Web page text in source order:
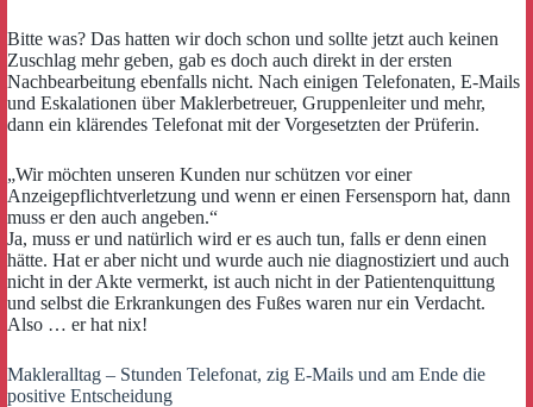
Bitte was? Das hatten wir doch schon und sollte jetzt auch keinen
Zuschlag mehr geben, gab es doch auch direkt in der ersten
Nachbearbeitung ebenfalls nicht. Nach einigen Telefonaten, E-Mails
und Eskalationen über Maklerbetreuer, Gruppenleiter und mehr,
dann ein klärendes Telefonat mit der Vorgesetzten der Prüferin.
„Wir möchten unseren Kunden nur schützen vor einer
Anzeigepflichtverletzung und wenn er einen Fersensporn hat, dann
muss er den auch angeben.“
Ja, muss er und natürlich wird er es auch tun, falls er denn einen
hätte. Hat er aber nicht und wurde auch nie diagnostiziert und auch
nicht in der Akte vermerkt, ist auch nicht in der Patientenquittung
und selbst die Erkrankungen des Fußes waren nur ein Verdacht.
Also … er hat nix!
Makleralltag – Stunden Telefonat, zig E-Mails und am Ende die
positive Entscheidung